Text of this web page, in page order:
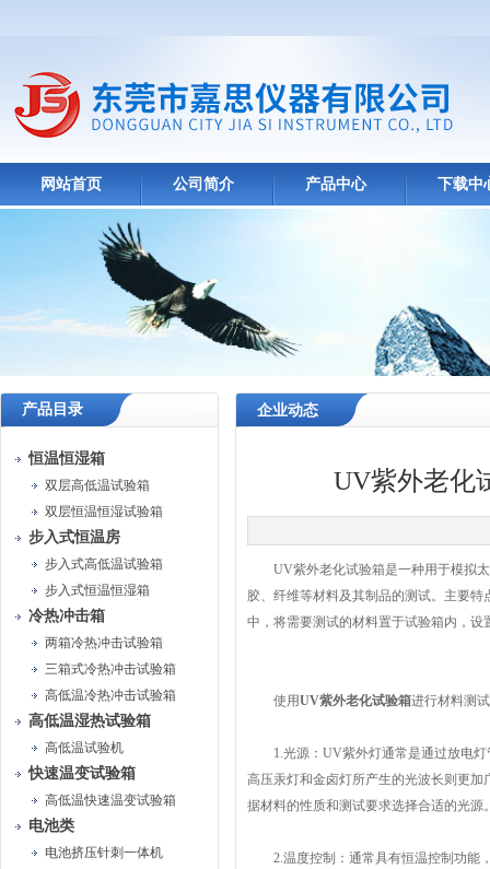
网站首页 公司简介 产品中心 下载中
产品目录
恒温恒湿箱
双层高低温试验箱
双层恒温恒湿试验箱
步入式恒温房
步入式高低温试验箱
步入式恒温恒湿箱
冷热冲击箱
两箱冷热冲击试验箱
三箱式冷热冲击试验箱
高低温冷热冲击试验箱
高低温湿热试验箱
高低温试验机
快速温变试验箱
高低温快速温变试验箱
电池类
电池挤压针刺一体机
企业动态
UV紫外老化
UV紫外老化试验箱是一种用于模拟太
胶、纤维等材料及其制品的测试。主要
中，将需要测试的材料置于试验箱内，
使用UV紫外老化试验箱进行材料测
1.光源：UV紫外灯通常是通过放电灯
高压汞灯和金卤灯所产生的光波长则更加
据材料的性质和测试要求选择合适的光源
2.温度控制：通常具有恒温控制功能，